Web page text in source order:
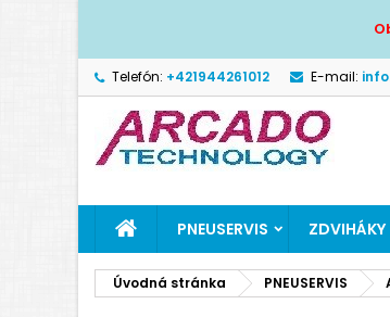
Telefón: +421944261012 E-mail:
PNEUSERVIS ZDVIHÁKY
Úvodná stránka PNEUSERVIS